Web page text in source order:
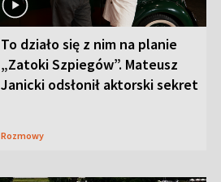
To działo się z nim na planie
„Zatoki Szpiegów”. Mateusz
Janicki odsłonił aktorski sekret
Rozmowy